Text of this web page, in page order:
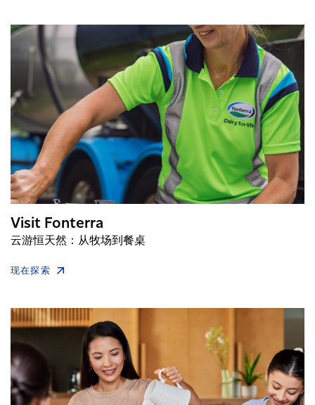
Visit Fonterra
云游恒天然：从牧场到餐桌
现在探索